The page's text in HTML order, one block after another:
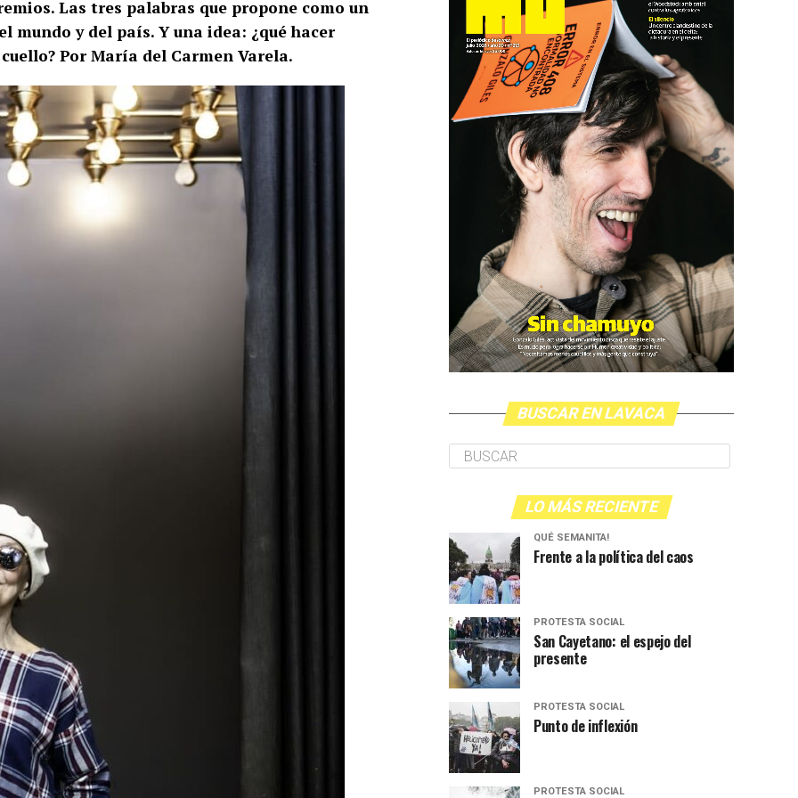
Las tres palabras que propone como un
y del país. Y una idea: ¿qué hacer
Por María del Carmen Varela.
BUSCAR EN LAVACA
LO MÁS RECIENTE
QUÉ SEMANITA!
Frente a la política del caos
PROTESTA SOCIAL
San Cayetano: el espejo del
presente
PROTESTA SOCIAL
Punto de inflexión
PROTESTA SOCIAL